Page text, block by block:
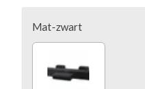
Mat-zwart